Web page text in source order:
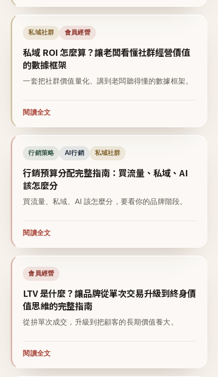
私域社群 會員經營
私域 ROI 怎麼算？讓老闆看懂社群經營價值
的數據框架
一套把社群價值量化、講到老闆聽得懂的數據框架。
閱讀全文
行銷策略 AI行銷 私域社群
行銷預算分配完整指南：買流量、私域、AI
該怎麼分
買流量、私域、AI 該怎麼分，要看你的品牌階段。
閱讀全文
會員經營
LTV 是什麼？讓品牌從單次交易升級到終身價
值思維的完整指南
從拚單次成交，升級到把顧客的長期價值養大。
閱讀全文